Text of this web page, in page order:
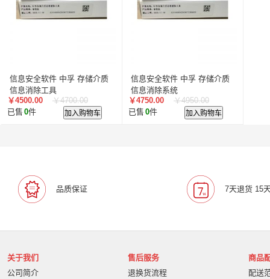
信息安全软件 中孚 存储介质
信息消除工具
￥4500.00
￥4700.00
已售 0件 加入购物车
信息安全软件 中孚 存储介质
信息消除系统
￥4750.00
￥4950.00
已售 0件 加入购物车
品质保证 7天退货 15
关于我们
公司简介
售后服务
退换货流程
商品
配送